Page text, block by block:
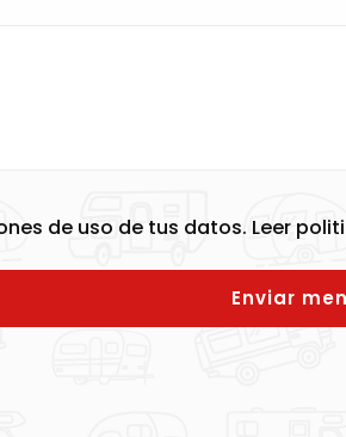
de uso de tus datos. Leer